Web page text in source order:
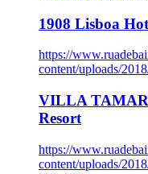
1908 Lisboa
https://
content/uploads/
VILLA
Resort
https://
content/uploads/